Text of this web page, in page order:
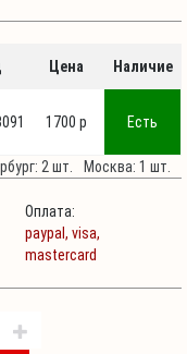
Цена
Наличие
1700 p Есть
2 шт. Москва: 1 шт.
Оплата:
paypal, visa,
mastercard